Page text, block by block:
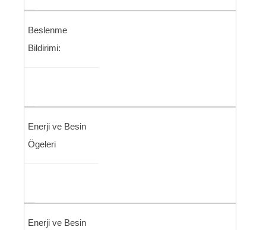
Beslenme
Bildirimi:
Enerji ve Besin
Ögeleri
Enerji ve Besin